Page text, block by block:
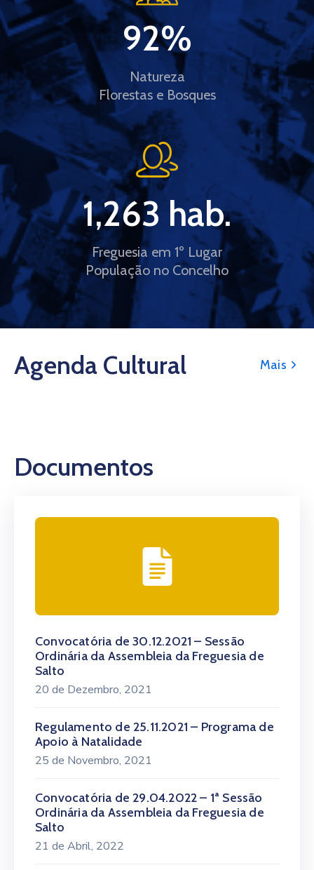
Natureza
Florestas e Bosques
92%
Freguesia em 1º Lugar
População no Concelho
1,263 hab.
Agenda Cultural Mais
Documentos
Convocatória de 30.12.2021 – Sessão
Ordinária da Assembleia da Freguesia de
Salto
20 de Dezembro, 2021
Regulamento de 25.11.2021 – Programa de
Apoio à Natalidade
25 de Novembro, 2021
Convocatória de 29.04.2022 – 1ª Sessão
Ordinária da Assembleia da Freguesia de
Salto
21 de Abril, 2022